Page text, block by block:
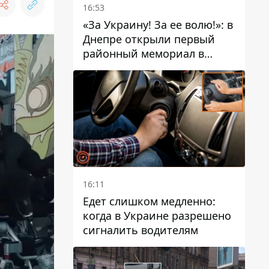
16:53
«За Украину! За ее волю!»: в
Днепре открыли первый
районный мемориал в
честь погибших
Защитников
16:11
Едет слишком медленно:
когда в Украине разрешено
сигналить водителям